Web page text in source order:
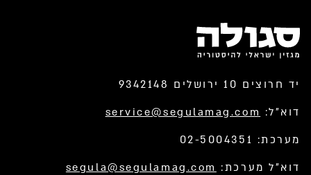
יד חרוצים 10 ירושלים 9342148
דוא”ל: service@segulamag.com
מערכת: 02-5004351
דוא”ל מערכת: segula@segulamag.com